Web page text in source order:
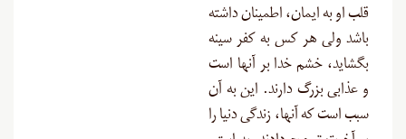
قلب او به ایمان، اطمینان داشته
باشد ولی هر کس به کفر سینه
بگشاید، خشم خدا بر آنها است
و عذابی بزرگ دارند. این به آن
سبب است که آنها، زندگی دنیا را